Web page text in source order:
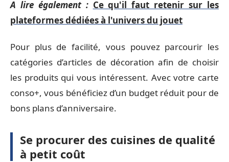
A lire également : Ce qu'il faut retenir sur les
plateformes dédiées à l'univers du jouet
Pour plus de facilité, vous pouvez parcourir les
catégories d’articles de décoration afin de choisir
les produits qui vous intéressent. Avec votre carte
conso+, vous bénéficiez d’un budget réduit pour de
bons plans d’anniversaire.
Se procurer des cuisines de qualité
à petit coût